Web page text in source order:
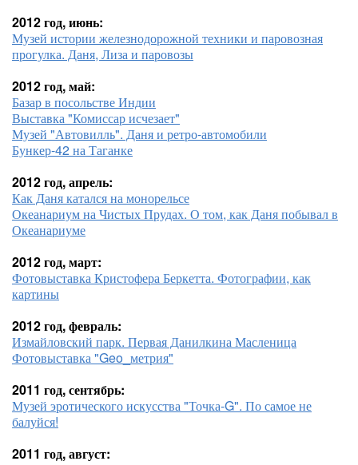
2012 год, июнь:
Музей истории железнодорожной техники и паровозная
прогулка. Даня, Лиза и паровозы
2012 год, май:
Базар в посольстве Индии
Выставка "Комиссар исчезает"
Музей "Автовилль". Даня и ретро-автомобили
Бункер-42 на Таганке
2012 год, апрель:
Как Даня катался на монорельсе
Океанариум на Чистых Прудах. О том, как Даня побывал в
Океанариуме
2012 год, март:
Фотовыставка Кристофера Беркетта. Фотографии, как
картины
2012 год, февраль:
Измайловский парк. Первая Данилкина Масленица
Фотовыставка "Geo_метрия"
2011 год, сентябрь:
Музей эротического искусства "Точка-G". По самое не
балуйся!
2011 год, август: